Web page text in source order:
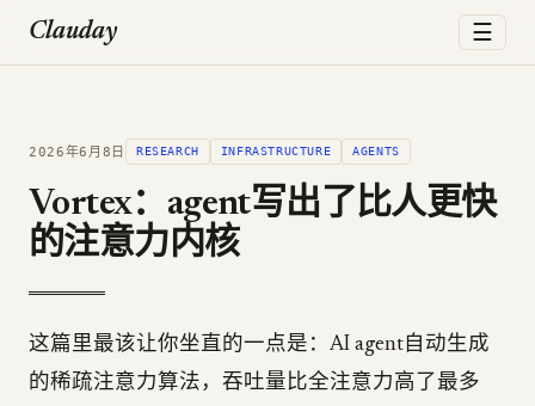
Clauday ☰
2026年6月8日 RESEARCH INFRASTRUCTURE AGENTS
Vortex：agent写出了比人更快
的注意力内核
这篇里最该让你坐直的一点是：AI agent自动生成
的稀疏注意力算法，吞吐量比全注意力高了最多